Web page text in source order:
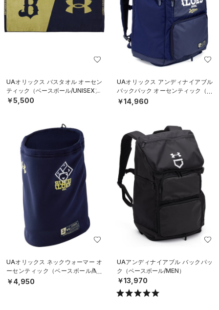
UAオリックス バスタオル オーセン
ティック（ベースボール/UNISEX）
￥5,500
UAオリックス アンディナイアブル
バックパック オーセンティック（ベ
ースボール/MEN）
￥14,960
UAオリックス ネックウォーマー オ
ーセンティック（ベースボール/ME
N）
￥4,950
UAアンディナイアブル バックパッ
ク（ベースボール/MEN）
￥13,970